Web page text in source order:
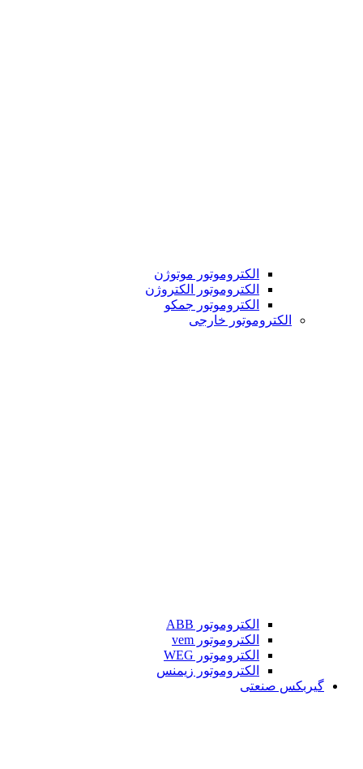
الکتروموتور موتوژن
الکتروموتور الکتروژن
الکتروموتور جمکو
الکتروموتور خارجی
الکتروموتور ABB
الکتروموتور vem
الکتروموتور WEG
الکتروموتور زیمنس
گیربکس صنعتی